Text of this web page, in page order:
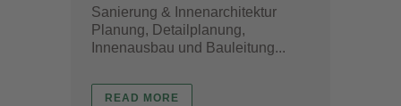
Sanierung & Innenarchitektur
Planung, Detailplanung,
Innenausbau und Bauleitung...
READ MORE